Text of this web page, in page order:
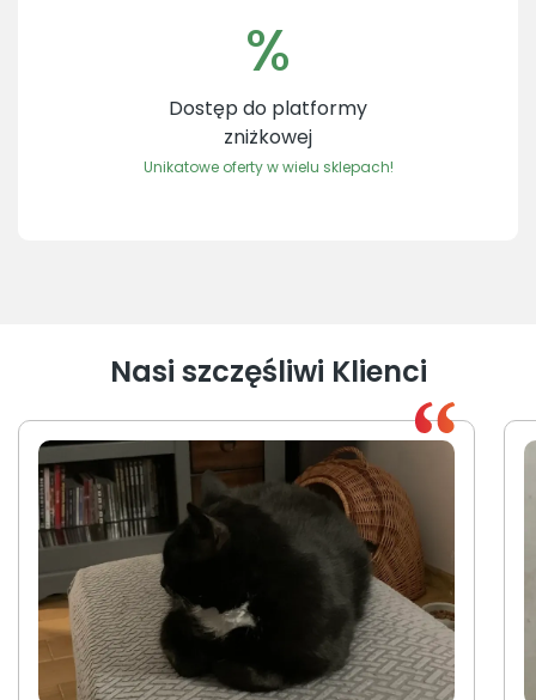
%
Dostęp do platformy
zniżkowej
Unikatowe oferty w wielu sklepach!
Nasi szczęśliwi Klienci